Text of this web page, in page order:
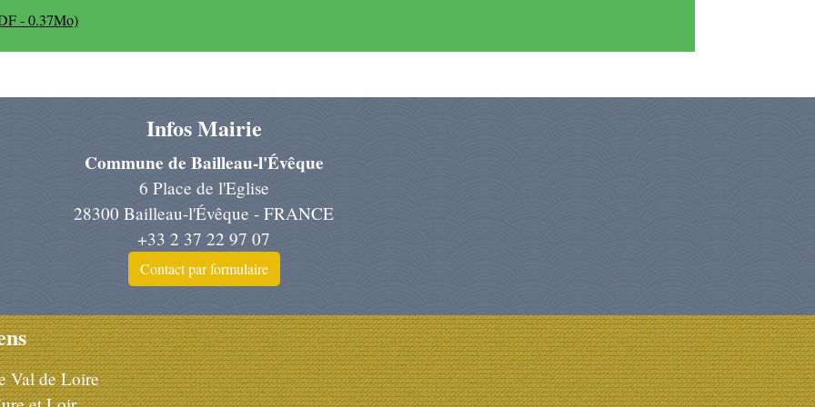
- 0.37Mo)
Infos Mairie
Commune de Bailleau-l'Évêque
6 Place de l'Eglise
28300 Bailleau-l'Évêque - FRANCE
+33 2 37 22 97 07
Contact par formulaire
Val de Loire